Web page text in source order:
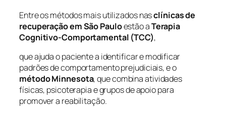
Entre os métodos mais utilizados nasclínicas de
recuperação em São Pauloestão aTerapia
Cognitivo-Comportamental (TCC),
que ajuda o paciente a identificar e modificar
padrões de comportamento prejudiciais, e o
método Minnesota, que combina atividades
físicas, psicoterapia e grupos de apoio para
promover a reabilitação.